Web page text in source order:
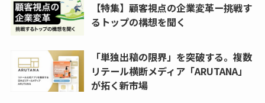
【特集】顧客視点の企業変革ー挑戦す
るトップの構想を聞く
「単独出稿の限界」を突破する。複数
リテール横断メディア「ARUTANA」
が拓く新市場